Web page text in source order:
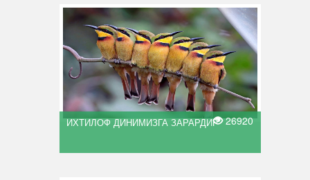
ИХТИЛОФ ДИНИМИЗГА ЗАРАРДИР 26920